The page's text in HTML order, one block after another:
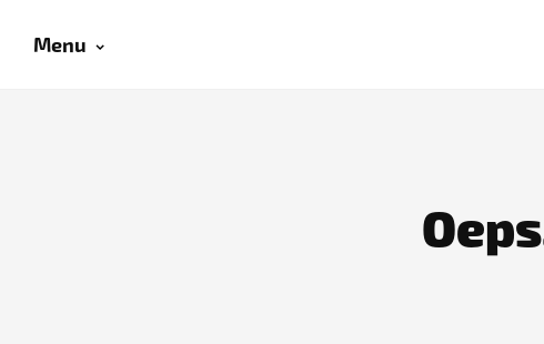
Menu